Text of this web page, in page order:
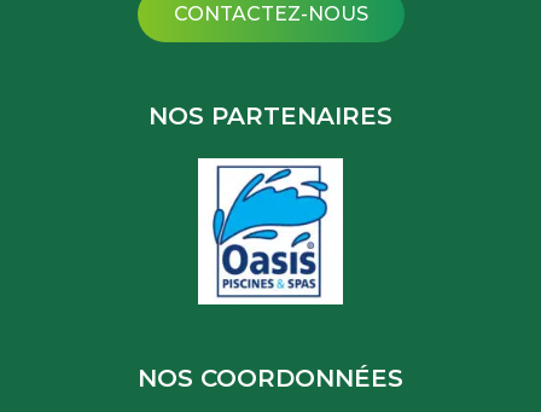
CONTACTEZ-NOUS
NOS PARTENAIRES
NOS COORDONNÉES